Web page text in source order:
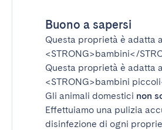
Buono a sapersi
Questa proprietà è adatta
<STRONG>bambini</
Questa proprietà è adatta
<STRONG>bambini
Gli animali domestici non
Effettuiamo una pulizia
disinfezione di ogni